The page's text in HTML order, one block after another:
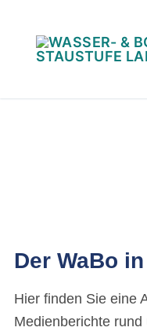
Der WaBo
Hier finden Sie eine
Medienberichte